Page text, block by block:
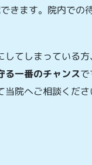
きます。院内で
てしまっている
る一番のチャンスで
院へご相談くださ